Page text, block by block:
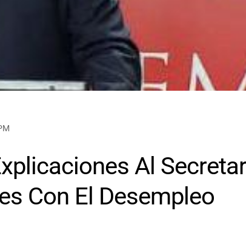
Al
Con El Desempleo